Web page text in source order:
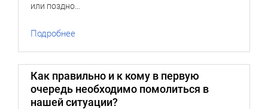
или поздно…
Подробнее
Как правильно и к кому в первую
очередь необходимо помолиться в
нашей ситуации?